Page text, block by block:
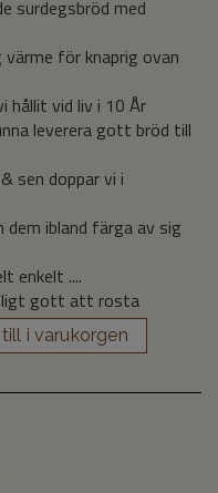
surdegsbröd med
för knaprig ovan
hållit vid liv i 10 År
leverera gott bröd till
sen doppar vi i
ibland färga av sig
enkelt ....
gott att rosta